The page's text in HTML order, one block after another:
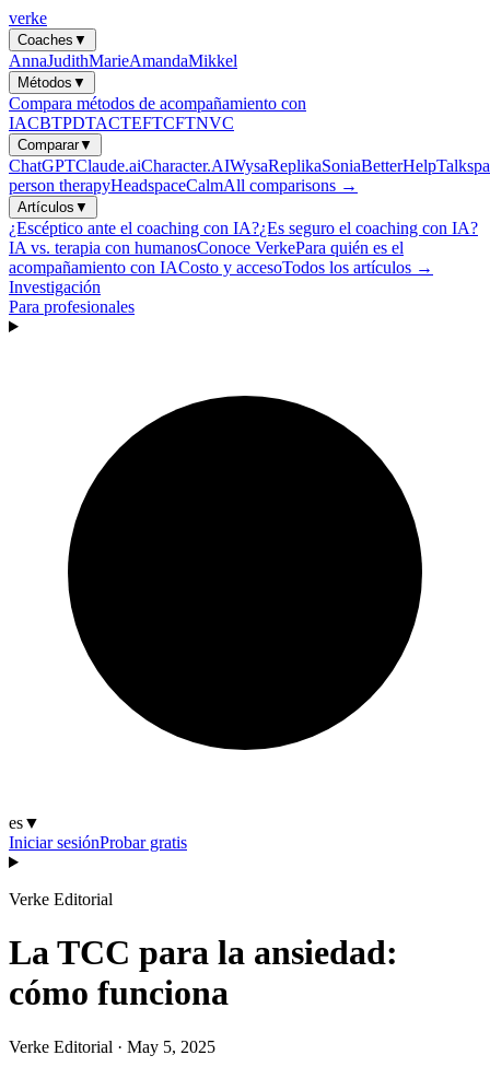
verke
Coaches ▼
AnnaJudithMarieAmandaMikkel
Métodos ▼
Compara métodos de acompañamiento con
IACBTPDTACTEFTCFTNVC
Comparar▼
ChatGPTClaude.aiCharacter.AIWysaReplikaSoniaBetterHelp
person therapyHeadspaceCalmAll comparisons →
Artículos ▼
¿Escéptico ante el coaching con IA?¿Es seguro el coaching con IA?
IA vs. terapia con humanosConoce VerkePara quién es el
acompañamiento con IACosto y accesoTodos los artículos →
Investigación
Para profesionales
es▼
Iniciar sesiónProbar gratis
Verke Editorial
La TCC para la ansiedad:
cómo funciona
Verke Editorial · May 5, 2025